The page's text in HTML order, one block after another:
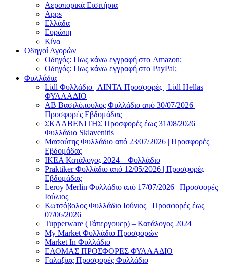
Αεροπορικά Εισιτήρια
Apps
Ελλάδα
Ευρώπη
Κίνα
Οδηγοί Αγορών
Οδηγός: Πως κάνω εγγραφή στο Amazon;
Οδηγός: Πως κάνω εγγραφή στο PayPal;
Φυλλάδια
Lidl Φυλλάδιο | ΛΙΝΤΛ Προσφορές | Lidl Hellas
ΦΥΛΛΑΔΙΟ
AB Βασιλόπουλος Φυλλάδιο από 30/07/2026 |
Προσφορές Εβδομάδας
ΣΚΛΑΒΕΝΙΤΗΣ Προσφορές έως 31/08/2026 |
Φυλλάδιο Sklavenitis
Μασούτης Φυλλάδιο από 23/07/2026 | Προσφορές
Εβδομάδας
ΙΚΕΑ Κατάλογος 2024 – Φυλλάδιο
Praktiker Φυλλάδιο από 12/05/2026 | Προσφορές
Εβδομάδας
Leroy Merlin Φυλλάδιο από 17/07/2026 | Προσφορές
Ιούλιος
Κωτσόβολος Φυλλάδιο Ιούνιος | Προσφορές έως
07/06/2026
Tupperware (Τάπεργουερ) – Κατάλογος 2024
My Market Φυλλάδιο Προσφορών
Market In Φυλλάδιο
ΕΛΟΜΑΣ ΠΡΟΣΦΟΡΕΣ ΦΥΛΛΑΔΙΟ
Γαλαξίας Προσφορές Φυλλάδιο